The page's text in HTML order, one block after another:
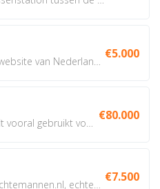
€5.000
€80.000
€7.500